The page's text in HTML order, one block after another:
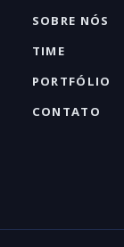
SOBRE NÓS
TIME
PORTFÓLIO
CONTATO